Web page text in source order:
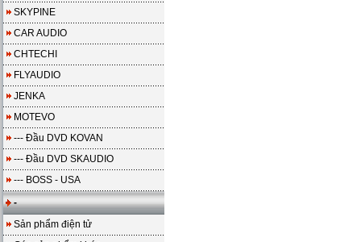
SKYPINE
CAR AUDIO
CHTECHI
FLYAUDIO
JENKA
MOTEVO
--- Đầu DVD KOVAN
--- Đầu DVD SKAUDIO
--- BOSS - USA
-
Sản phẩm điện tử